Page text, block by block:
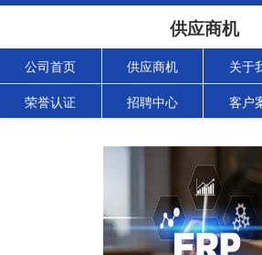
供应商机
公司首页 供应商机 关于
荣誉认证 招聘中心 客户